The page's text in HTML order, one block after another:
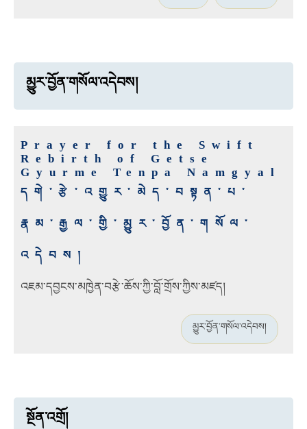
མྱུར་བྱོན་གསོལ་འདེབས།
Prayer for the Swift
Rebirth of Getse
Gyurme Tenpa Namgyal
དགེ་རྩེ་འགྱུར་མེད་བསྟན་པ་
རྣམ་རྒྱལ་གྱི་མྱུར་བྱོན་གསོལ་
འདེབས།
འཇམ་དབྱངས་མཁྱེན་བརྩེ་ཆོས་ཀྱི་བློ་གྲོས་ཀྱིས་མཛད།
མྱུར་བྱོན་གསོལ་འདེབས།
སྔོན་འགྲོ།